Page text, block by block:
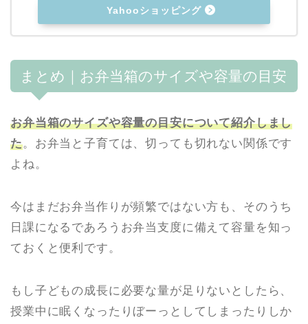
Yahooショッピング
まとめ｜お弁当箱のサイズや容量の目安
お弁当箱のサイズや容量の目安について紹介しまし
た。お弁当と子育ては、切っても切れない関係です
よね。
今はまだお弁当作りが頻繁ではない方も、そのうち
日課になるであろうお弁当支度に備えて容量を知っ
ておくと便利です。
もし子どもの成長に必要な量が足りないとしたら、
授業中に眠くなったりぼーっとしてしまったりしか